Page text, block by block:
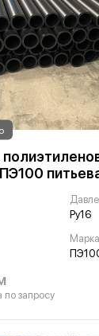
Ру16
Марка
по запросу